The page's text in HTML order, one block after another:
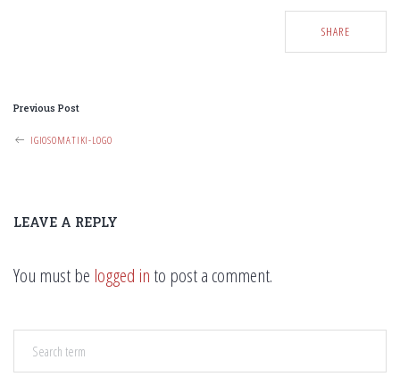
SHARE
P
O
N
V
G
A
Previous Post
IGIOSOMATIKI-LOGO
LEAVE A REPLY
You must be logged in to post a comment.